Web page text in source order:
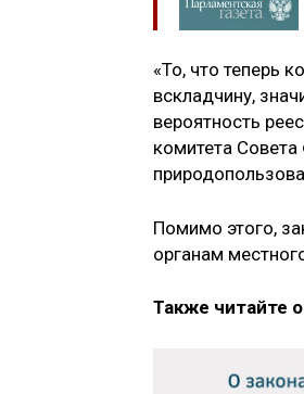
«То, что теперь
вскладчину,
вероятность
комитета
Помимо этого,
органам
Также читайте